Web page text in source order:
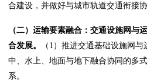
合建设，并做好与城市轨道交通衔接协
（二）运输要素融合：交通设施网与
合发展。
（1）推进交通基础设施网
中、水上、地面与地下融合协同的多
系。